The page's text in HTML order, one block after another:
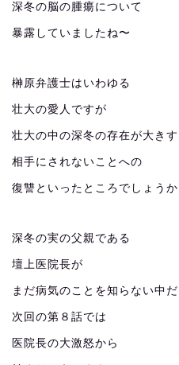
深冬の脳の腫瘍について
暴露していましたね〜
榊原弁護士はいわゆる
壮大の愛人ですが
壮大の中の深冬の存在が大きす
相手にされないことへの
復讐といったところでしょうか
深冬の実の父親である
壇上医院長が
まだ病気のことを知らない中
次回の第８話では
医院長の大激怒から